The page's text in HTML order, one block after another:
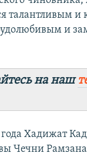
талантливым
и
на наш
Хадижат
Чечни